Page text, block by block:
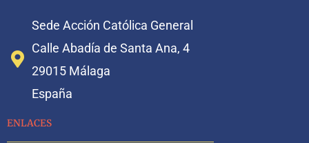
Sede Acción Católica General
Calle Abadía de Santa Ana, 4
29015 Málaga
España
ENLACES